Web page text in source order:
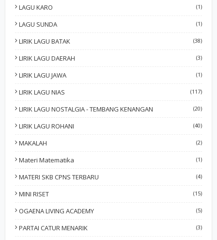
LAGU KARO (1)
LAGU SUNDA (1)
LIRIK LAGU BATAK (38)
LIRIK LAGU DAERAH (3)
LIRIK LAGU JAWA (1)
LIRIK LAGU NIAS (117)
LIRIK LAGU NOSTALGIA - TEMBANG KENANGAN (20)
LIRIK LAGU ROHANI (40)
MAKALAH (2)
Materi Matematika (1)
MATERI SKB CPNS TERBARU (4)
MINI RISET (15)
OGAENA LIVING ACADEMY (5)
PARTAI CATUR MENARIK (3)